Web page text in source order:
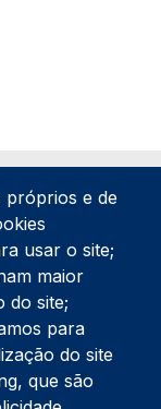
próprios e de
usar o site;
maior
do site;
para
do site
que são